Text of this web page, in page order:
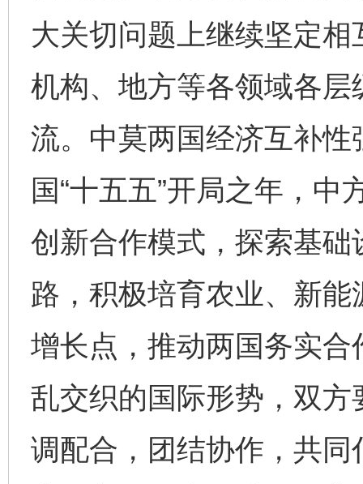
大关切问题上继续坚定
机构、地方等各领域各
流。中莫两国经济互补
国“十五五”开局之年，
创新合作模式，探索基
路，积极培育农业、新
增长点，推动两国务实
乱交织的国际形势，双
调配合，团结协作，共